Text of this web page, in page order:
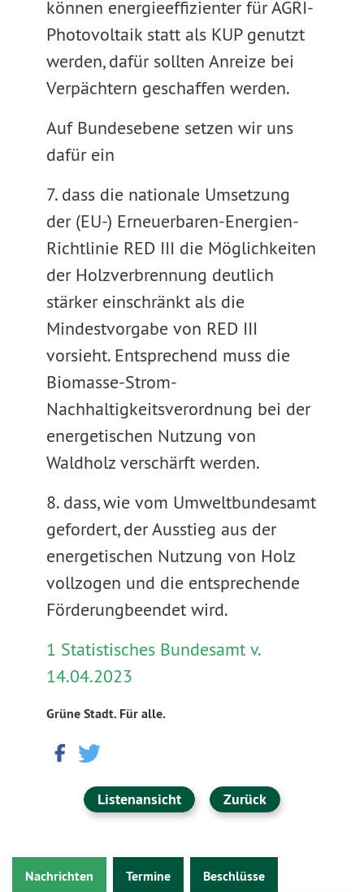
können energieeffizienter für AGRI-
Photovoltaik statt als KUP genutzt
werden, dafür sollten Anreize bei
Verpächtern geschaffen werden.
Auf Bundesebene setzen wir uns
dafür ein
7. dass die nationale Umsetzung
der (EU-) Erneuerbaren-Energien-
Richtlinie RED III die Möglichkeiten
der Holzverbrennung deutlich
stärker einschränkt als die
Mindestvorgabe von RED III
vorsieht. Entsprechend muss die
Biomasse-Strom-
Nachhaltigkeitsverordnung bei der
energetischen Nutzung von
Waldholz verschärft werden.
8. dass, wie vom Umweltbundesamt
gefordert, der Ausstieg aus der
energetischen Nutzung von Holz
vollzogen und die entsprechende
Förderungbeendet wird.
1 Statistisches Bundesamt v.
14.04.2023
Grüne Stadt. Für alle.
Listenansicht Zurück
Nachrichten Termine Beschlüsse